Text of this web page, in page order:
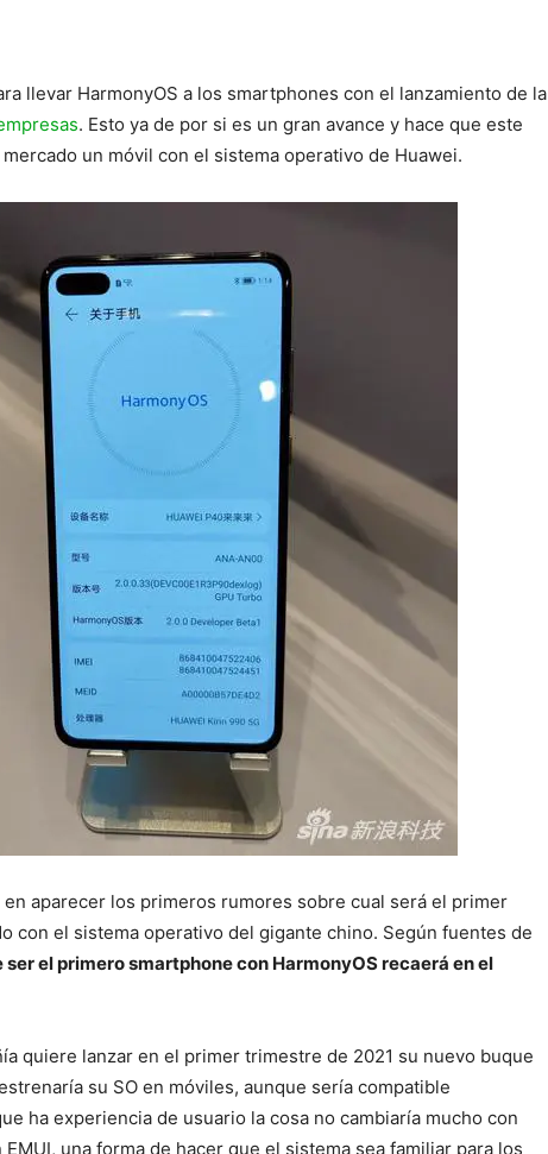
llevar HarmonyOS a los smartphones con el lanzamiento de la
. Esto ya de por si es un gran avance y hace que este
un móvil con el sistema operativo de Huawei.
en aparecer los primeros rumores sobre cual será el primer
con el sistema operativo del gigante chino. Según fuentes de
ser el primero smartphone con HarmonyOS recaerá en el
quiere lanzar en el primer trimestre de 2021 su nuevo buque
su SO en móviles, aunque sería compatible
ha experiencia de usuario la cosa no cambiaría mucho con
una forma de hacer que el sistema sea familiar para los